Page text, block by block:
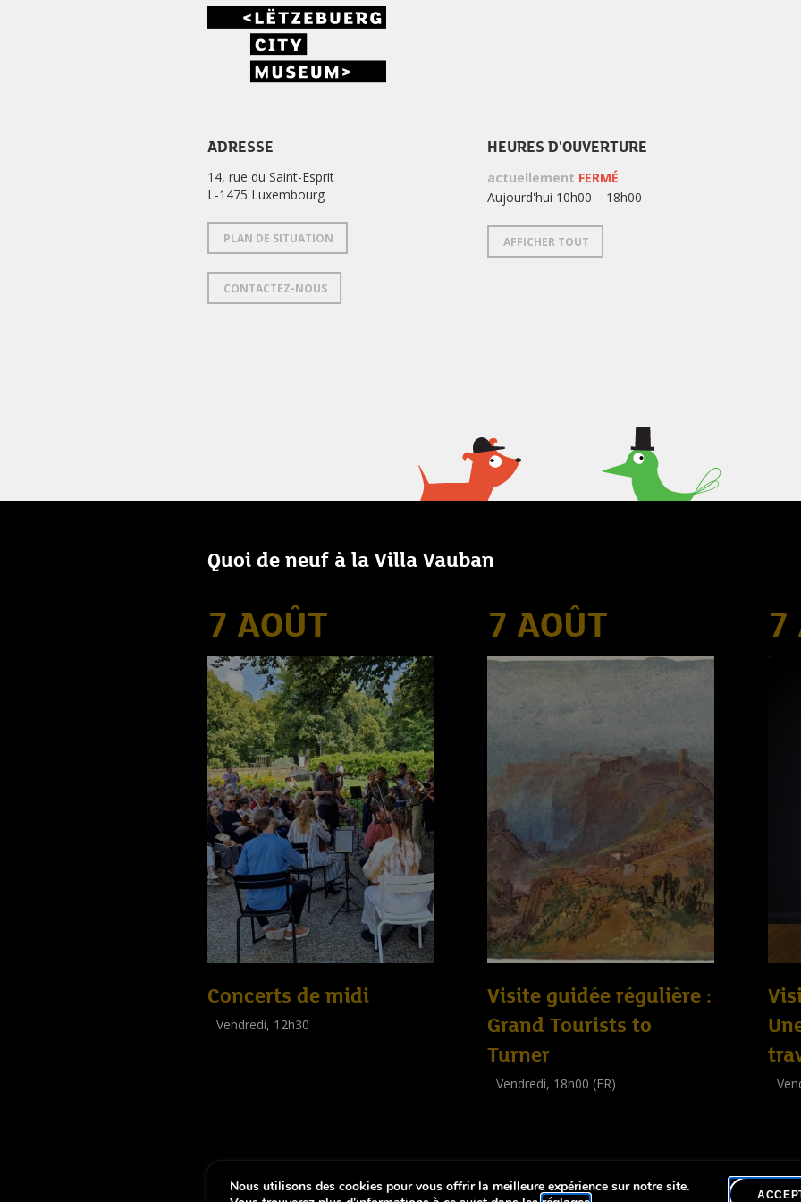
ADRESSE
14, rue du Saint-Esprit
L-1475 Luxembourg
PLAN DE SITUATION
CONTACTEZ-NOUS
HEURES D'OUVERTURE
actuellement FERMÉ
Aujourd'hui 10h00 – 18h00
AFFICHER TOUT
Quoi de neuf à la Villa Vauban
7 AOÛT
Concerts de midi
Vendredi, 12h30
7 AOÛT
Visite guidée régulière :
Grand Tourists to
Turner
Vendredi, 18h00 (FR)
7
Notice légale-Déclaration d’accessibilité
Nous utilisons des cookies pour vous offrir la meilleure expérience sur notre site.